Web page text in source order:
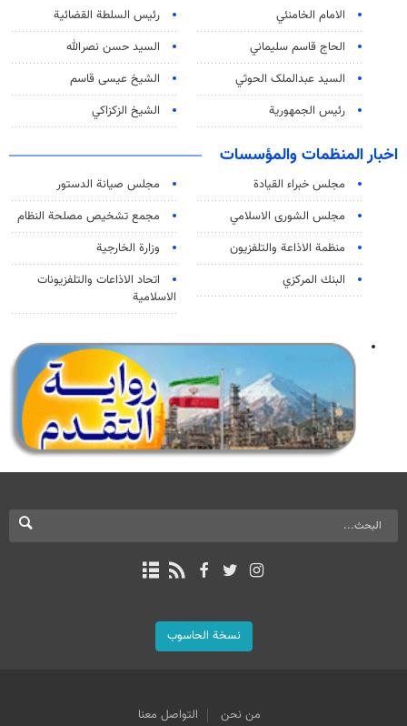
الامام الخامنئي
رئیس السلطة القضائیة
الحاج قاسم سليماني
السيد حسن نصرالله
السید عبدالملک الحوثي
الشيخ عيسى قاسم
رئيس الجمهورية
الشيخ الزكزاكي
اخبار المنظمات والمؤسسات
مجلس خبراء القيادة
مجلس صيانة الدستور
مجلس الشورى الاسلامي
مجمع تشخيص مصلحة النظام
منظمة الاذاعة والتلفزیون
وزارة الخارجية
البنك المركزي
اتحاد الاذاعات والتلفزيونات
الاسلامية
نسخة الحاسوب
من نحن التواصل معنا